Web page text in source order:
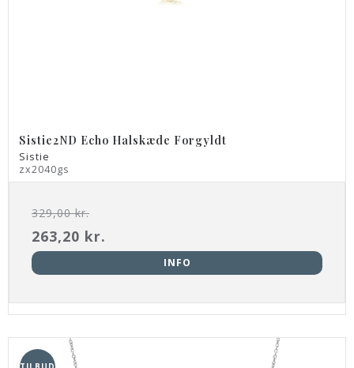
Sistie2ND Echo Halskæde Forgyldt
Sistie
zx2040gs
329,00 kr.
263,20 kr.
INFO